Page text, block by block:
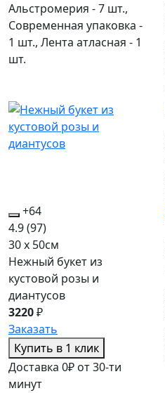
Альстромерия - 7 шт.,
Современная упаковка -
1 шт., Лента атласная - 1
шт.
+64
4.9(97)
30 x 50см
Нежный букет из
кустовой розы и
диантусов
3220₽
Заказать
Купить в 1 клик
Доставка 0₽ от 30-ти
минут